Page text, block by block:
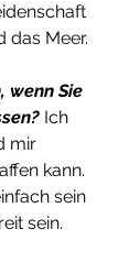
das Meer.
wenn Sie
Ich
mir
kann.
sein
sein.